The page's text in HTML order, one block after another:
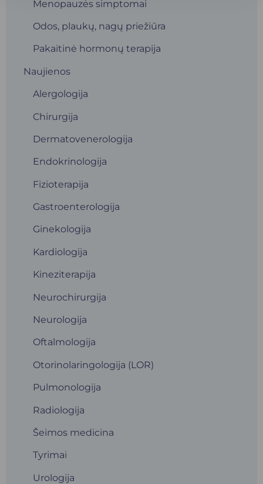
Menopauzės simptomai
Odos, plaukų, nagų priežiūra
Pakaitinė hormonų terapija
Naujienos
Alergologija
Chirurgija
Dermatovenerologija
Endokrinologija
Fizioterapija
Gastroenterologija
Ginekologija
Kardiologija
Kineziterapija
Neurochirurgija
Neurologija
Oftalmologija
Otorinolaringologija (LOR)
Pulmonologija
Radiologija
Šeimos medicina
Tyrimai
Urologija